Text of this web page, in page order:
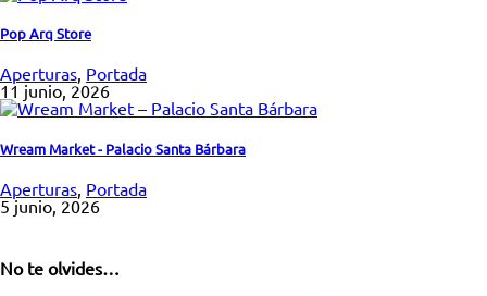
Pop Arq Store
Aperturas, Portada
11 junio, 2026
Wream Market - Palacio Santa Bárbara
Aperturas Portada
5 junio, 2026
No te olvides…